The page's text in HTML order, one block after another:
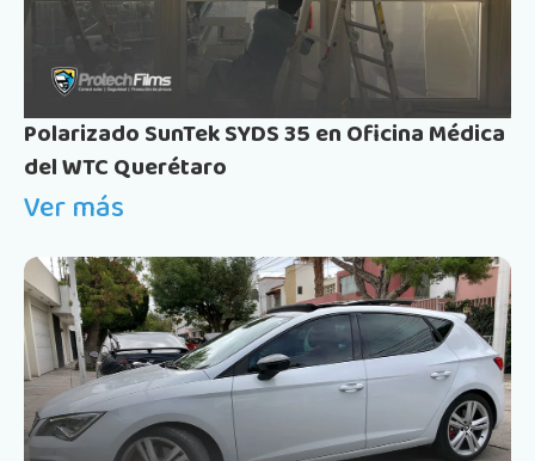
Polarizado SunTek SYDS 35 en Oficina Médica
del WTC Querétaro
Ver más